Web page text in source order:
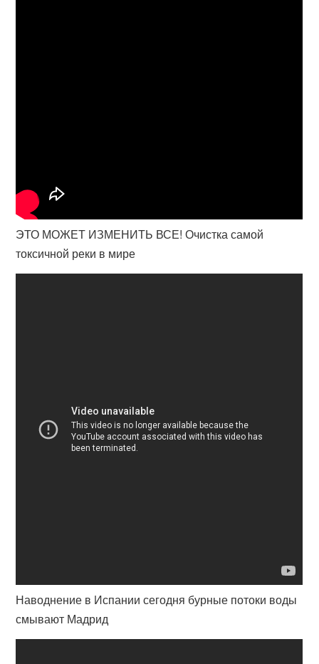
ЭТО МОЖЕТ ИЗМЕНИТЬ ВСЕ! Очистка самой
токсичной реки в мире
Наводнение в Испании сегодня бурные потоки воды
смывают Мадрид